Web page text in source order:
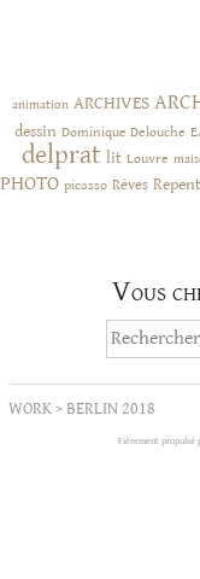
animation ARCHIVES
dessin Dominique Delouche
delprat lit Louvre
PHOTO picasso Rêves
Vous
Rechercher :
WORK>BERLIN 2018
Fièrement propulsé